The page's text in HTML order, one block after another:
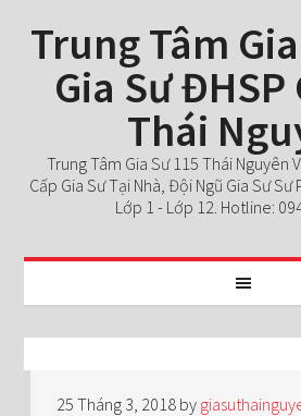
Trung Tâm
Gia Sư ĐHSP
Thái
Trung Tâm Gia Sư 115 Thái Nguyên
Cấp Gia Sư Tại Nhà, Đội Ngũ Gia Sư
Lớp 1 - Lớp 12. Hotline:
25 Tháng 3, 2018 by